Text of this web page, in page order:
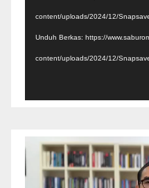
content/uploads/2024/12/
Unduh Berkas: https://
content/uploads/2024/12/
Pemutar
Video